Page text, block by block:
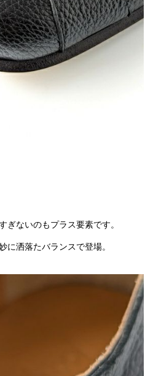
ぎないのもプラス要素です。
に洒落たバランスで登場。